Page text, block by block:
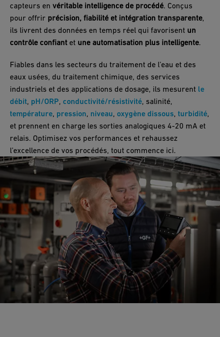
capteurs en véritable intelligence de procédé. Conçus
pour offrir précision, fiabilité et intégration transparente,
ils livrent des données en temps réel qui favorisent un
contrôle confiant et une automatisation plus intelligente.
Fiables dans les secteurs du traitement de l’eau et des
eaux usées, du traitement chimique, des services
industriels et des applications de dosage, ils mesurent le
débit, pH/ORP, conductivité/résistivité, salinité,
température, pression, niveau, oxygène dissous, turbidité,
et prennent en charge les sorties analogiques 4-20 mA et
relais. Optimisez vos performances et rehaussez
l’excellence de vos procédés, tout commence ici.